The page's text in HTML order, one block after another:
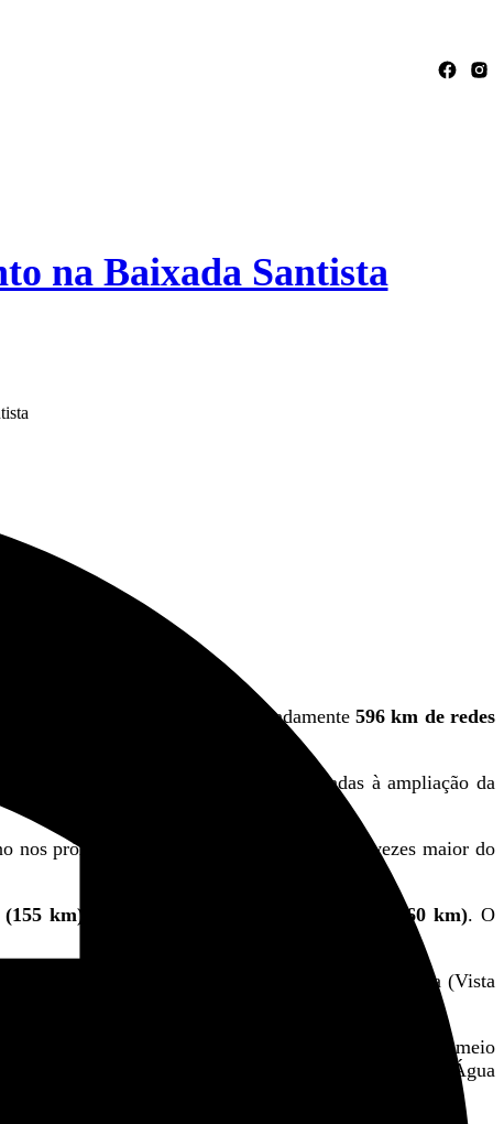
na Baixada Santista
prevê a expansão de aproximadamente 596 km de redes
e integra um conjunto de obras voltadas à ampliação da
nos próximos quatro anos. O valor é cinco vezes maior do
km), Peruíbe (48 km) e Praia Grande (160 km). O
até 2030. Entre elas estão unidades em Bertioga (Vista
de Carvalho).
milhões, que levará água de Santos até Guarujá por meio
de litros, além da nova Estação de Tratamento de Água